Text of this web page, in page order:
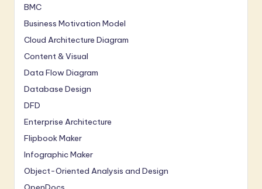
BMC
Business Motivation Model
Cloud Architecture Diagram
Content & Visual
Data Flow Diagram
Database Design
DFD
Enterprise Architecture
Flipbook Maker
Infographic Maker
Object-Oriented Analysis and Design